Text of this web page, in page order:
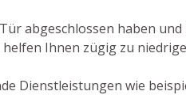
abgeschlossen haben
Ihnen zügig zu
Dienstleistungen wie